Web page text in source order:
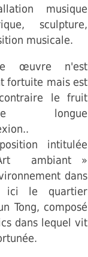
musique
sculpture,
musicale.
œuvre n'est
fortuite mais est
le fruit
longue
intitulée
ambiant »
dans
ici le quartier
Tong, composé
dans lequel vit